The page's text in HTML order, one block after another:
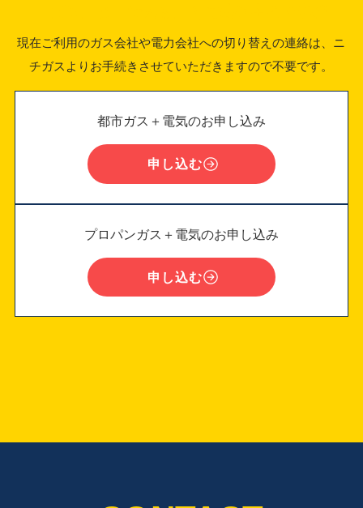
現在ご利用のガス会社や電力会社への切り替えの連絡は、ニ
チガスよりお手続きさせていただきますので不要です。
都市ガス＋電気のお申し込み
申し込む
プロパンガス＋電気のお申し込み
申し込む